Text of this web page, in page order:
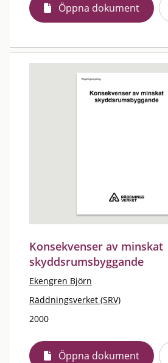
Öppna dokument
Konsekvenser av minskat
skyddsrumsbyggande
Ekengren Björn
Räddningsverket (SRV)
2000
Öppna dokument